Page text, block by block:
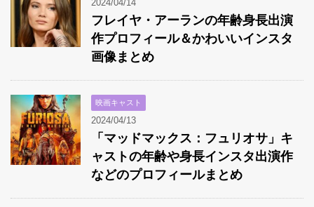
2024/04/14
フレイヤ・アーランの年齢身長出演
作プロフィール＆かわいいインスタ
画像まとめ
映画キャスト
2024/04/13
「マッドマックス：フュリオサ」キ
ャストの年齢や身長インスタ出演作
などのプロフィールまとめ